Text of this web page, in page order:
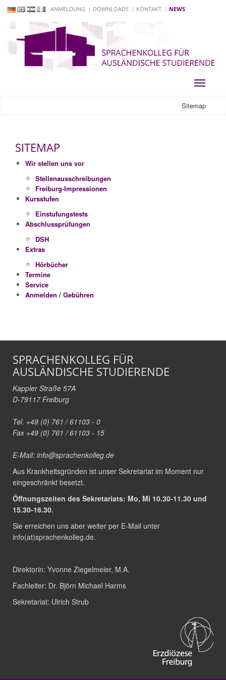
ANMELDUNG DOWNLOADS KONTAKT NEWS
Toggle
Sitemap
SITEMAP
Wir stellen uns vor
Stellenausschreibungen
Freiburg-Impressionen
Kursstufen
Einstufungstests
Abschlussprüfungen
DSH
Extras
Hörbücher
Termine
Service
Anmelden / Gebühren
SPRACHENKOLLEG FÜR
AUSLÄNDISCHE STUDIERENDE
Kappler Straße 57A
D-79117 Freiburg
Tel. +49 (0) 761 / 61103 - 0
Fax +49 (0) 761 / 61103 - 15
E-Mail: info@sprachenkolleg.de
Aus Krankheitsgründen ist unser Sekretariat im Moment nur
eingeschränkt besetzt.
Öffnungszeiten des Sekretariats: Mo, Mi 10.30-11.30 und
15.30-16.30.
Sie erreichen uns aber weiter per E-Mail unter
info(at)sprachenkolleg.de.
Direktorin: Yvonne Ziegelmeier, M.A.
Fachleiter: Dr. Björn Michael Harms
Sekretariat: Ulrich Strub